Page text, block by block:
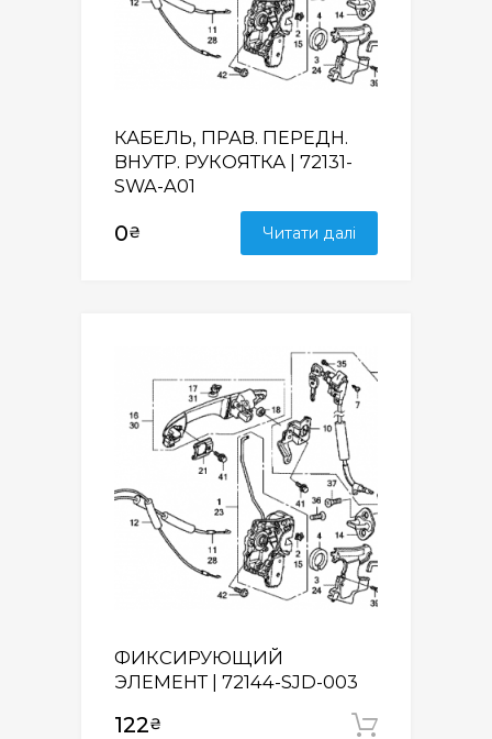
КАБЕЛЬ, ПРАВ. ПЕРЕДН.
ВНУТР. РУКОЯТКА | 72131-
SWA-A01
0₴ Читати далі
ФИКСИРУЮЩИЙ
ЭЛЕМЕНТ | 72144-SJD-003
122₴